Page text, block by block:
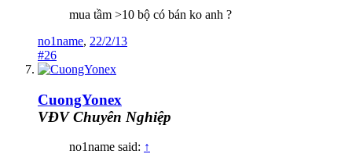
mua tầm >10 bộ có bán ko anh ?
no1name, 22/2/13
#26
CuongYonex
VĐV Chuyên Nghiệp
no1name said: ↑